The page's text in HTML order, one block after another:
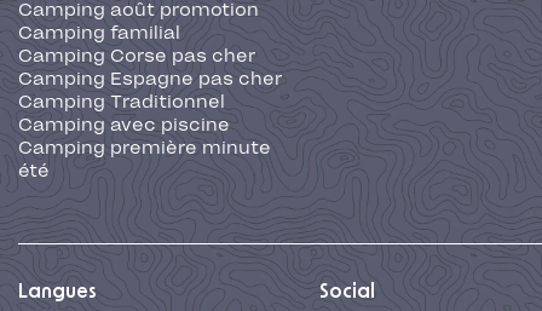
Camping août promotion
Camping familial
Camping Corse pas cher
Camping Espagne pas cher
Camping Traditionnel
Camping avec piscine
Camping première minute
été
Langues Social